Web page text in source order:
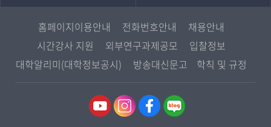
일본학과
사회과학대학
대구경북지역대학
인천지역대학
광주전남지역대학
울산지역대학
경기지역대학
중앙도서관
원격교육혁신연구원
통합인문학연구소
디지털미디어센터
멘토링
진로심리상담
교육정보화본부
국립대학육성사업
홈페이지이용안내 전화번호안내
채용안내
시간강사 지원
외부연구과제공모
입찰정보
대학알리미(대학정보공시)
방송대신문고 학칙 및 규정